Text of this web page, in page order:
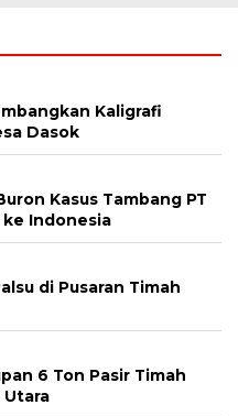
Kaligrafi
Dasok
Kasus Tambang PT
Indonesia
di Pusaran Timah
6 Ton Pasir Timah
Utara